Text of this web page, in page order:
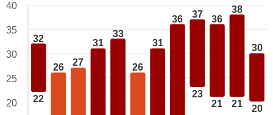
32
22
26 27
31
33
26
31
36 37
23
36
21
38
21
30
20
40
35
30
25
20